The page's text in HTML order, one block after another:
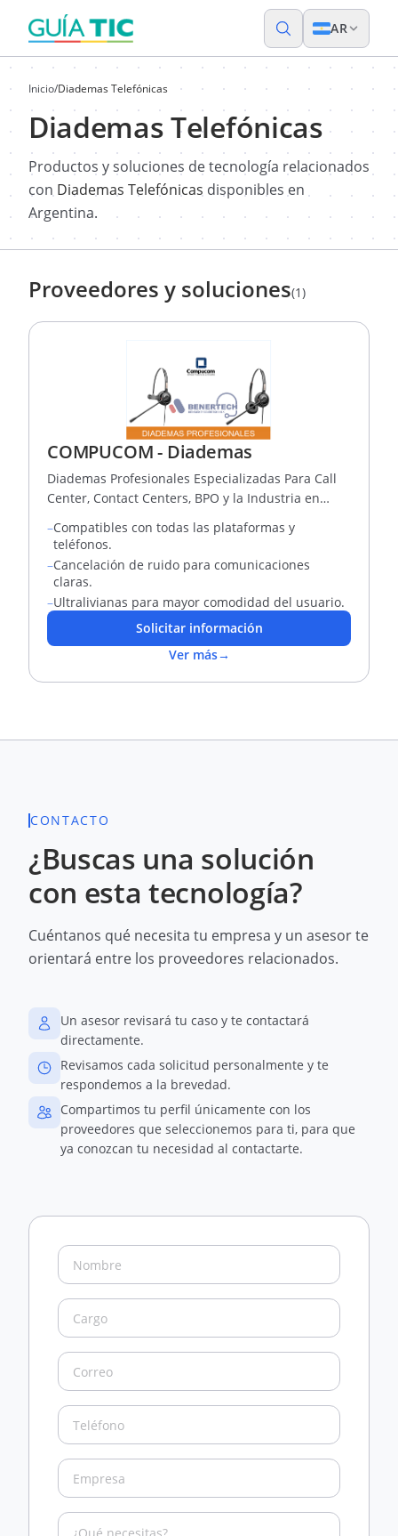
AR
Inicio/Diademas Telefónicas
Diademas Telefónicas
Productos y soluciones de tecnología relacionados
con Diademas Telefónicas disponibles en
Argentina.
Proveedores y soluciones(1)
COMPUCOM - Diademas
Diademas Profesionales Especializadas Para Call
Center, Contact Centers, BPO y la Industria en
–Compatibles con todas las plataformas y
teléfonos.
–Cancelación de ruido para comunicaciones
claras.
–Ultralivianas para mayor comodidad del usuario.
Solicitar información
Ver más→
CONTACTO
¿Buscas una solución
con esta tecnología?
Cuéntanos qué necesita tu empresa y un asesor te
orientará entre los proveedores relacionados.
Un asesor revisará tu caso y te contactará
directamente.
Revisamos cada solicitud personalmente y te
respondemos a la brevedad.
Compartimos tu perfil únicamente con los
proveedores que seleccionemos para ti, para que
ya conozcan tu necesidad al contactarte.